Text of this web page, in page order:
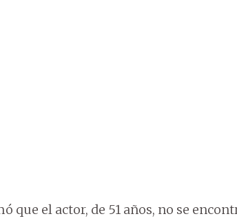
que el actor, de 51 años, no se